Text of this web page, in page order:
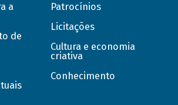
a
de
Patrocínios
Licitações
Cultura e economia
criativa
Conhecimento